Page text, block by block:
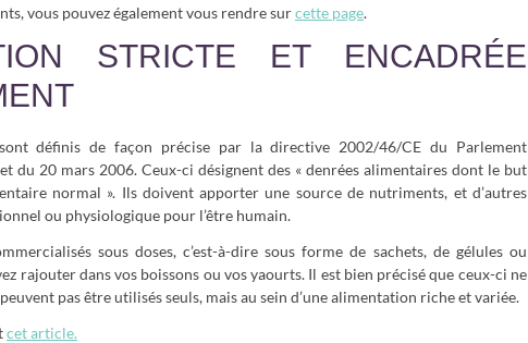
vous pouvez également vous rendre surcette page.
STRICTE ET ENCADRÉE
définis de façon précise par la directive 2002/46/CE du Parlement
du 20 mars 2006. Ceux-ci désignent des « denrées alimentaires dont le but
normal ». Ils doivent apporter une source de nutriments, et d’autres
ou physiologique pour l’être humain.
sous doses, c’est-à-dire sous forme de sachets, de gélules ou
rajouter dans vos boissons ou vos yaourts. Il est bien précisé que ceux-ci ne
pas être utilisés seuls, mais au sein d’une alimentation riche et variée.
cet article.